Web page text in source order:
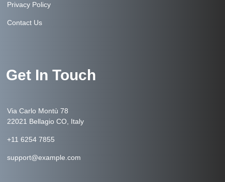
Privacy Policy
Contact Us
Get In Touch
Via Carlo Montù 78
22021 Bellagio CO, Italy
+11 6254 7855
support@example.com